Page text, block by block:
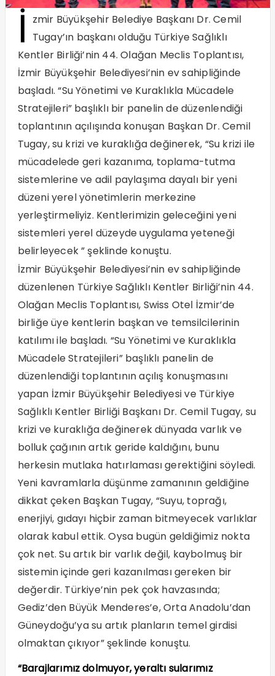
İ zmir Büyükşehir Belediye Başkanı Dr. Cemil
Tugay’ın başkanı olduğu Türkiye Sağlıklı
Kentler Birliği’nin 44. Olağan Meclis Toplantısı,
İzmir Büyükşehir Belediyesi’nin ev sahipliğinde
başladı. “Su Yönetimi ve Kuraklıkla Mücadele
Stratejileri” başlıklı bir panelin de düzenlendiği
toplantının açılışında konuşan Başkan Dr. Cemil
Tugay, su krizi ve kuraklığa değinerek, “Su krizi ile
mücadelede geri kazanıma, toplama-tutma
sistemlerine ve adil paylaşıma dayalı bir yeni
düzeni yerel yönetimlerin merkezine
yerleştirmeliyiz. Kentlerimizin geleceğini yeni
sistemleri yerel düzeyde uygulama yeteneği
belirleyecek ” şeklinde konuştu.
İzmir Büyükşehir Belediyesi’nin ev sahipliğinde
düzenlenen Türkiye Sağlıklı Kentler Birliği’nin 44.
Olağan Meclis Toplantısı, Swiss Otel İzmir’de
birliğe üye kentlerin başkan ve temsilcilerinin
katılımı ile başladı. “Su Yönetimi ve Kuraklıkla
Mücadele Stratejileri” başlıklı panelin de
düzenlendiği toplantının açılış konuşmasını
yapan İzmir Büyükşehir Belediyesi ve Türkiye
Sağlıklı Kentler Birliği Başkanı Dr. Cemil Tugay, su
krizi ve kuraklığa değinerek dünyada varlık ve
bolluk çağının artık geride kaldığını, bunu
herkesin mutlaka hatırlaması gerektiğini söyledi.
Yeni kavramlarla düşünme zamanının geldiğine
dikkat çeken Başkan Tugay, “Suyu, toprağı,
enerjiyi, gıdayı hiçbir zaman bitmeyecek varlıklar
olarak kabul ettik. Oysa bugün geldiğimiz nokta
çok net. Su artık bir varlık değil, kaybolmuş bir
sistemin içinde geri kazanılması gereken bir
değerdir. Türkiye’nin pek çok havzasında;
Gediz’den Büyük Menderes’e, Orta Anadolu’dan
Güneydoğu’ya su artık planların temel girdisi
olmaktan çıkıyor” şeklinde konuştu.
“Barajlarımız dolmuyor, yeraltı sularımız